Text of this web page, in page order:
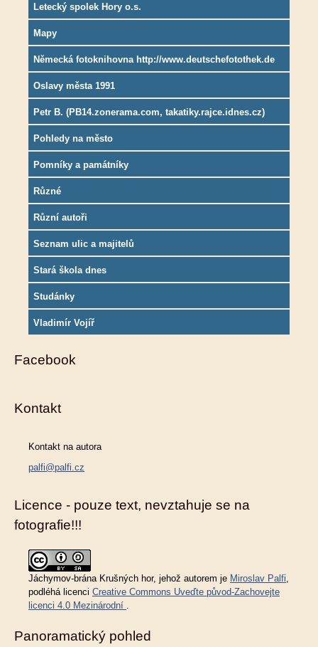
Letecký spolek Hory o.s.
Mapy
Německá fotoknihovna http://www.deutschefotothek.de
Oslavy města 1991
Petr B. (PB14.zonerama.com, takatiky.rajce.idnes.cz)
Pohledy na město
Pomníky a památníky
Různé
Různí autoři
Seznam ulic a majitelů
Stará škola dnes
Studánky
Vladimír Vojíř
Facebook
Kontakt
Kontakt na autora
palfi@palfi.cz
Licence - pouze text, nevztahuje se na
fotografie!!!
Jáchymov-brána Krušných hor, jehož autorem je Miroslav Palfi
podléhá licenci Creative Commons Uveďte původ-Zachovejte
licenci 4.0 Mezinárodní
Panoramatický pohled